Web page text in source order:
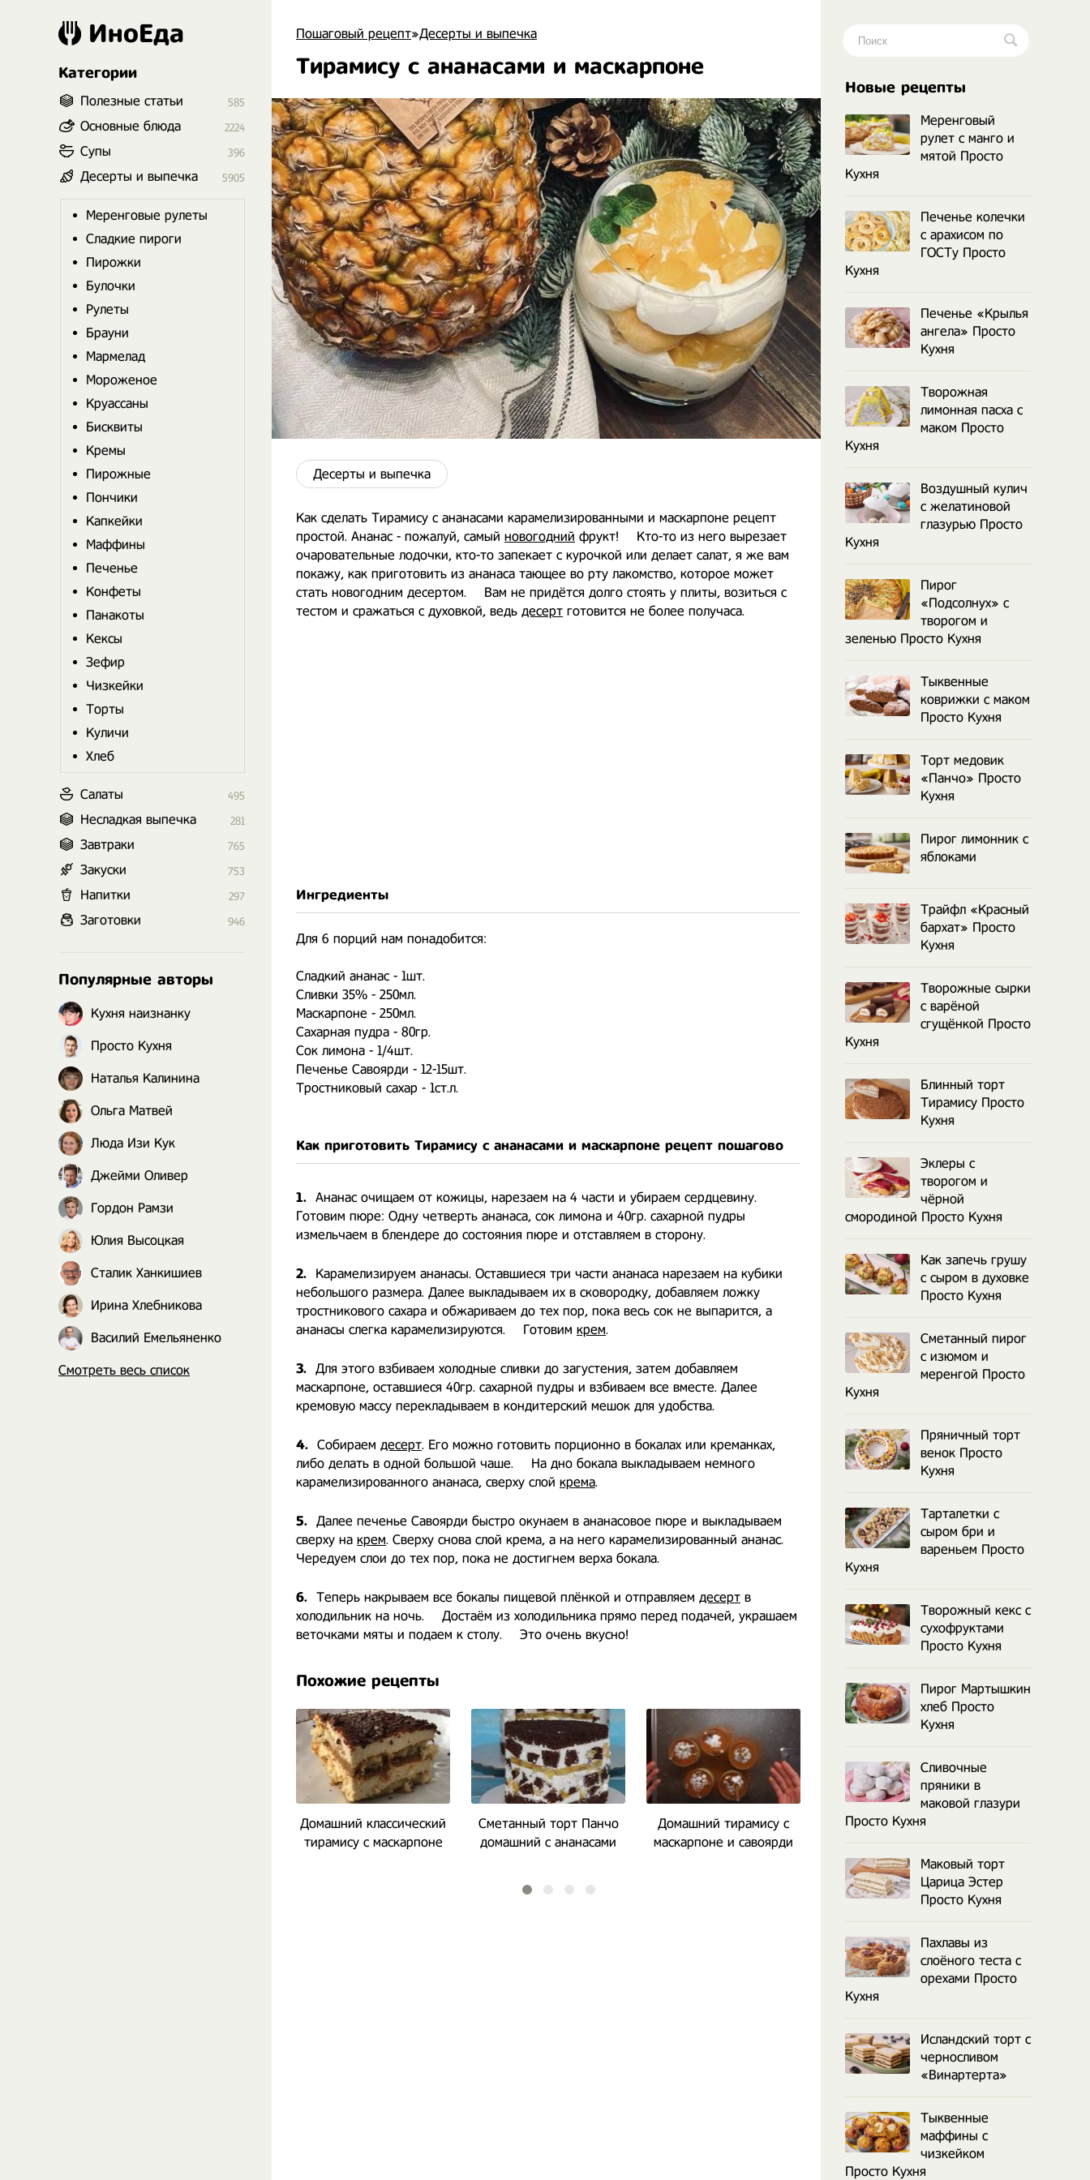
Пошаговый рецепт»Десерты и выпечка
Тирамису с ананасами и маскарпоне
Десерты и выпечка
Как сделать Тирамису с ананасами карамелизированными и маскарпоне рецепт
простой. Ананас - пожалуй, самый новогодний фрукт! ⠀ Кто-то из него вырезает
очаровательные лодочки, кто-то запекает с курочкой или делает салат, я же вам
покажу, как приготовить из ананаса тающее во рту лакомство, которое может
стать новогодним десертом. ⠀ Вам не придётся долго стоять у плиты, возиться с
тестом и сражаться с духовкой, ведь десерт готовится не более получаса. ⠀
Ингредиенты
Для 6 порций нам понадобится:
Сладкий ананас - 1шт.
Сливки 35% - 250мл.
Маскарпоне - 250мл.
Сахарная пудра - 80гр.
Сок лимона - 1/4шт.
Печенье Савоярди - 12-15шт.
Тростниковый сахар - 1ст.л.
Как приготовить Тирамису с ананасами и маскарпоне рецепт пошагово
1. Ананас очищаем от кожицы, нарезаем на 4 части и убираем сердцевину. ⠀
Готовим пюре: Одну четверть ананаса, сок лимона и 40гр. сахарной пудры
измельчаем в блендере до состояния пюре и отставляем в сторону. ⠀
2.
Карамелизируем ананасы. Оставшиеся три части ананаса нарезаем на кубики
небольшого размера. Далее выкладываем их в сковородку, добавляем ложку
тростникового сахара и обжариваем до тех пор, пока весь сок не выпарится, а
ананасы слегка карамелизируются. ⠀ Готовим крем.
3. Для этого взбиваем холодные сливки до загустения, затем добавляем
маскарпоне, оставшиеся 40гр. сахарной пудры и взбиваем все вместе. Далее
кремовую массу перекладываем в кондитерский мешок для удобства. ⠀
4. Собираем десерт. Его можно готовить порционно в бокалах или креманках,
либо делать в одной большой чаше. ⠀ На дно бокала выкладываем немного
карамелизированного ананаса, сверху слой крема.
5. Далее печенье Савоярди быстро окунаем в ананасовое пюре и выкладываем
сверху на крем. Сверху снова слой крема, а на него карамелизированный ананас.
Чередуем слои до тех пор, пока не достигнем верха бокала. ⠀
6. Теперь накрываем все бокалы пищевой плёнкой и отправляем десерт в
холодильник на ночь. ⠀ Достаём из холодильника прямо перед подачей, украшаем
веточками мяты и подаем к столу. ⠀ Это очень вкусно!
Похожие рецепты
Домашний классический
тирамису с маскарпоне
Сметанный торт Панчо
домашний с ананасами
Домашний тирамису с
маскарпоне и савоярди
Бисквитный торт
Тирамису
ИноЕда
Категории
Полезные статьи 585
Основные блюда 2224
Супы 396
Десерты и выпечка 5905
Меренговые рулеты
Сладкие пироги
Пирожки
Булочки
Рулеты
Брауни
Мармелад
Мороженое
Круассаны
Бисквиты
Кремы
Пирожные
Пончики
Капкейки
Маффины
Печенье
Конфеты
Панакоты
Кексы
Зефир
Чизкейки
Торты
Куличи
Хлеб
Салаты 495
Несладкая выпечка 281
Завтраки 765
Закуски 753
Напитки 297
Заготовки 946
Популярные авторы
Кухня наизнанку
Просто Кухня
Наталья Калинина
Ольга Матвей
Люда Изи Кук
Джейми Оливер
Гордон Рамзи
Юлия Высоцкая
Сталик Ханкишиев
Ирина Хлебникова
Василий Емельяненко
Смотреть весь список
Новые рецепты
Меренговый
рулет с манго и
мятой Просто
Кухня
Печенье колечки
с арахисом по
ГОСТу Просто
Кухня
Печенье «Крылья
ангела» Просто
Кухня
Творожная
лимонная пасха с
маком Просто
Кухня
Воздушный кулич
с желатиновой
глазурью Просто
Кухня
Пирог
«Подсолнух» с
творогом и
зеленью Просто Кухня
Тыквенные
коврижки с маком
Просто Кухня
Торт медовик
«Панчо» Просто
Кухня
Пирог лимонник с
яблоками
Трайфл «Красный
бархат» Просто
Кухня
Творожные сырки
с варёной
сгущёнкой Просто
Кухня
Блинный торт
Тирамису Просто
Кухня
Эклеры с
творогом и
чёрной
смородиной Просто Кухня
Как запечь грушу
с сыром в духовке
Просто Кухня
Сметанный пирог
с изюмом и
меренгой Просто
Кухня
Пряничный торт
венок Просто
Кухня
Тарталетки с
сыром бри и
вареньем Просто
Кухня
Творожный кекс с
сухофруктами
Просто Кухня
Пирог Мартышкин
хлеб Просто
Кухня
Сливочные
пряники в
маковой глазури
Просто Кухня
Маковый торт
Царица Эстер
Просто Кухня
Пахлавы из
слоёного теста с
орехами Просто
Кухня
Исландский торт с
черносливом
«Винартерта»
Тыквенные
маффины с
чизкейком
Просто Кухня